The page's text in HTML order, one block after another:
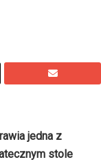
jedna z
stole